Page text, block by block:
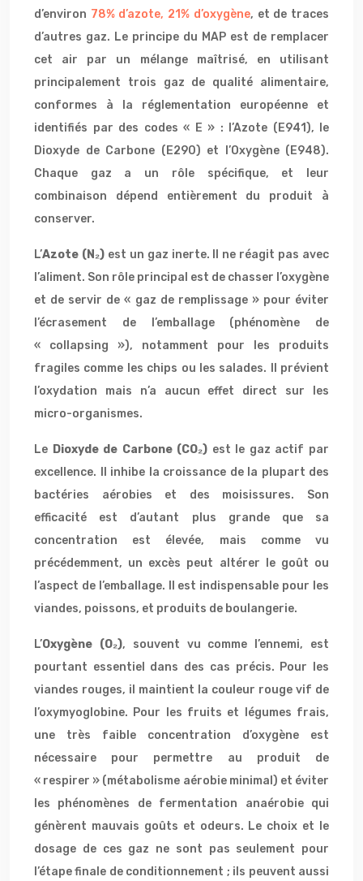
d’environ 78% d’azote, 21% d’oxygène, et de traces
d’autres gaz. Le principe du MAP est de remplacer
cet air par un mélange maîtrisé, en utilisant
principalement trois gaz de qualité alimentaire,
conformes à la réglementation européenne et
identifiés par des codes « E » : l’Azote (E941), le
Dioxyde de Carbone (E290) et l’Oxygène (E948).
Chaque gaz a un rôle spécifique, et leur
combinaison dépend entièrement du produit à
conserver.
L’Azote (N₂)est un gaz inerte. Il ne réagit pas avec
l’aliment. Son rôle principal est de chasser l’oxygène
et de servir de « gaz de remplissage » pour éviter
l’écrasement de l’emballage (phénomène de
« collapsing »), notamment pour les produits
fragiles comme les chips ou les salades. Il prévient
l’oxydation mais n’a aucun effet direct sur les
micro-organismes.
Le Dioxyde de Carbone (CO₂) est le gaz actif par
excellence. Il inhibe la croissance de la plupart des
bactéries aérobies et des moisissures. Son
efficacité est d’autant plus grande que sa
concentration est élevée, mais comme vu
précédemment, un excès peut altérer le goût ou
l’aspect de l’emballage. Il est indispensable pour les
viandes, poissons, et produits de boulangerie.
L’Oxygène (O₂), souvent vu comme l’ennemi, est
pourtant essentiel dans des cas précis. Pour les
viandes rouges, il maintient la couleur rouge vif de
l’oxymyoglobine. Pour les fruits et légumes frais,
une très faible concentration d’oxygène est
nécessaire pour permettre au produit de
« respirer » (métabolisme aérobie minimal) et éviter
les phénomènes de fermentation anaérobie qui
génèrent mauvais goûts et odeurs. Le choix et le
dosage de ces gaz ne sont pas seulement pour
l’étape finale de conditionnement ; ils peuvent aussi